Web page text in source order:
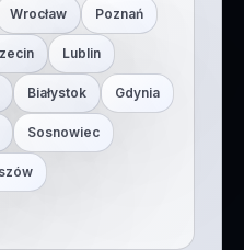
Wrocław Poznań
Lublin
Białystok Gdynia
Sosnowiec